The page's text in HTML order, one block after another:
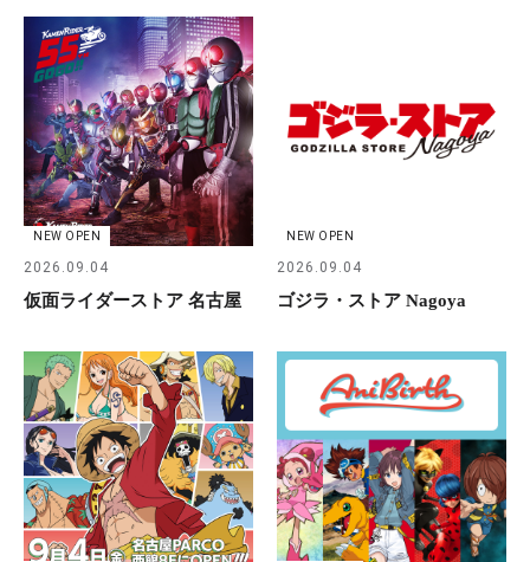
NEW OPEN
2026.09.04
仮面ライダーストア 名古屋
NEW OPEN
2026.09.04
ゴジラ・ストア Nagoya